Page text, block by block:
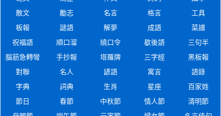
散文
勵志 名言 格言
工具
板報
謎語 解夢 成語
菜譜
祝福語
順口溜 繞口令 歇後語
三句半
腦筋急轉彎
手抄報 塔羅牌 三字經
黑板報
對聯
名人 諺語 寓言
語錄
字典
詞典 生肖 星座
百家姓
節日
春節 中秋節 情人節
清明節